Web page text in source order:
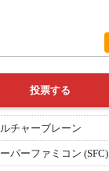
チャーブレーン
パーファミコン (SFC)